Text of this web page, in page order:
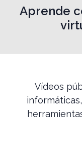
Aprende
Vídeos